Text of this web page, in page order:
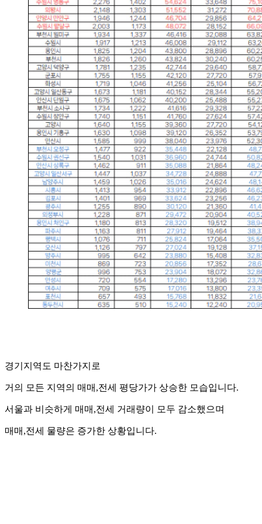
경기지역도 마찬가지로
거의 모든 지역의 매매,전세 평당가가 상승한 모습입니다.
서울과 비슷하게 매매,전세 거래량이 모두 감소했으며
매매,전세 물량은 증가한 상황입니다.